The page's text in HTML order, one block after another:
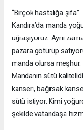
“Birçok hastalığa şifa”
Kandıra’da manda
uğraşıyoruz. Aynı
pazara götürüp
manda olursa meşhur.
Mandanın sütü
kanseri, bağırsak
sütü istiyor. Kimi
şekilde vatandaşa